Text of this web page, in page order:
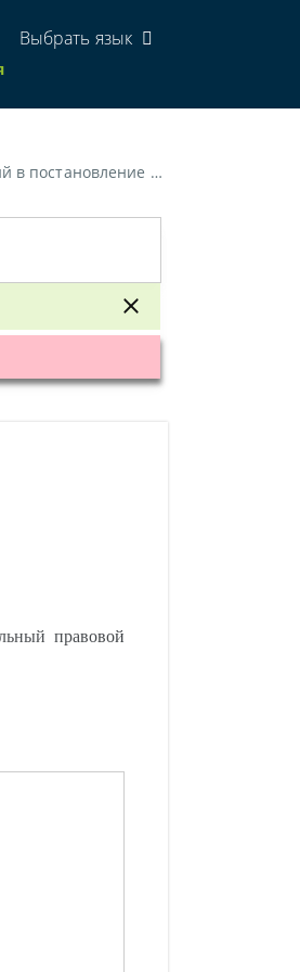
Выбрать язык
декабря 2014 г. № 1235»
правовой